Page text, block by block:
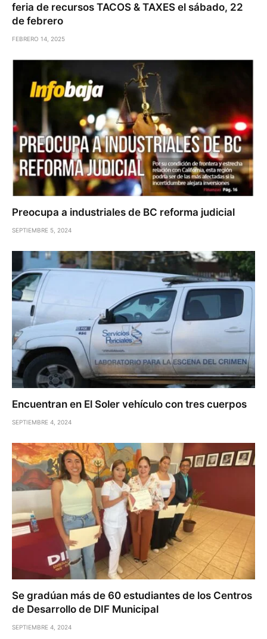
feria de recursos TACOS & TAXES el sábado, 22
de febrero
FEBRERO 14, 2025
Preocupa a industriales de BC reforma judicial
SEPTIEMBRE 5, 2024
Encuentran en El Soler vehículo con tres cuerpos
SEPTIEMBRE 4, 2024
Se gradúan más de 60 estudiantes de los Centros
de Desarrollo de DIF Municipal
SEPTIEMBRE 4, 2024